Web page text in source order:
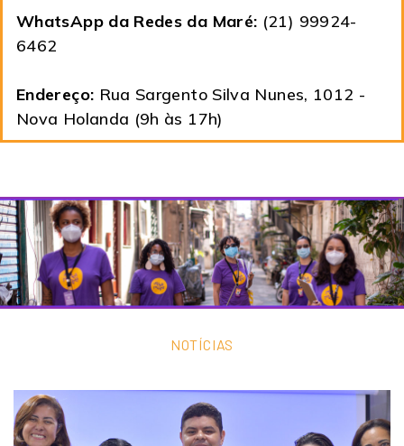
WhatsApp da Redes da Maré: (21) 99924-
6462
Endereço: Rua Sargento Silva Nunes, 1012 -
Nova Holanda (9h às 17h)
NOTÍCIAS